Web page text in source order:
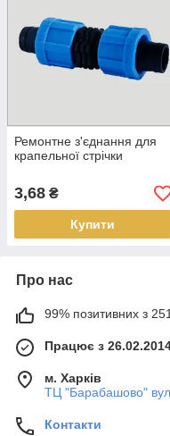
Ремонтне з'єднання для
крапельної стрічки
3,68 ₴
Купити
Про нас
99% позитивних з 251
Працює з
м. Харків
ТЦ "Барабашово"
Контакти